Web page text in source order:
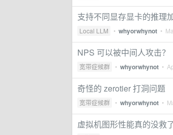
支持不同显存显卡的推理
Local LLM • whyorwhynot •
NPS 可以被中间人攻击？
宽带症候群 • whyorwhynot •
奇怪的 zerotier 打洞问题
宽带症候群 • whyorwhynot •
虚拟机图形性能真的没救